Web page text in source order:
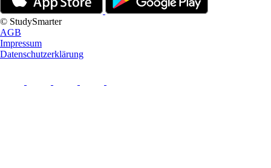
© StudySmarter
AGB
Impressum
Datenschutzerklärung